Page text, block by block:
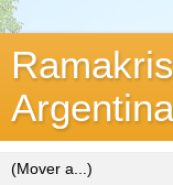
Argentina